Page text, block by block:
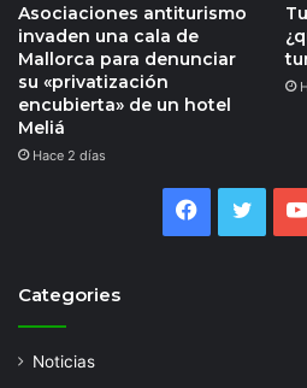
Asociaciones antiturismo
invaden una cala de
Mallorca para denunciar
su «privatización
encubierta» de un hotel
Meliá
Hace 2 días
Facebook
Categories
Noticias